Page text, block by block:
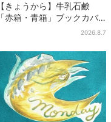
【きょうから】牛乳石鹸
「赤箱・青箱」ブックカバ
ー、大阪で無料配布！ 先着
2026.8.7